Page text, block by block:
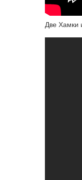
Две Хамки